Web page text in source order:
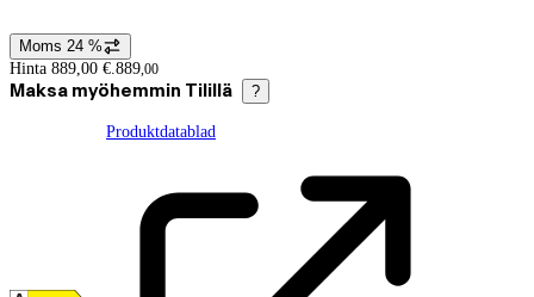
Prisinformation
Moms 24 %
Hinta 889,00 €. 889,00
Maksa myöhemmin Tilillä ?
Produktdatablad